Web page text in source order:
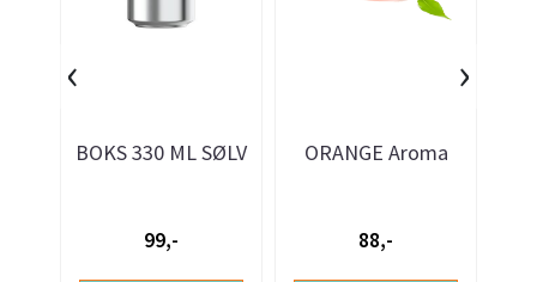
BOKS 330 ML SØLV
99,-
ORANGE Aroma
88,-
‹ ›